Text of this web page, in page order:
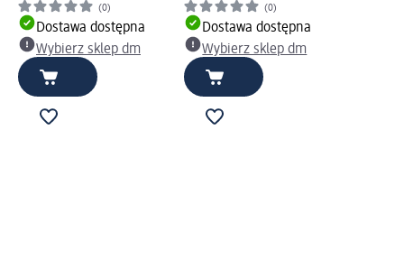
(0)
Dostawa dostępna
Wybierz sklep dm
(0)
Dostawa dostępna
Wybierz sklep dm